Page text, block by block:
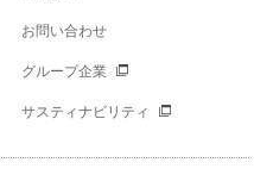
お問い合わせ
グループ企業
サスティナビリティ